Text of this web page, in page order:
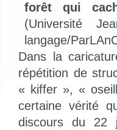
forêt qui
(Université
langage/
Dans la
répétition de
« kiffer », «
certaine vérité
discours du 22